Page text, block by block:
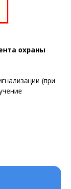
охраны
(при